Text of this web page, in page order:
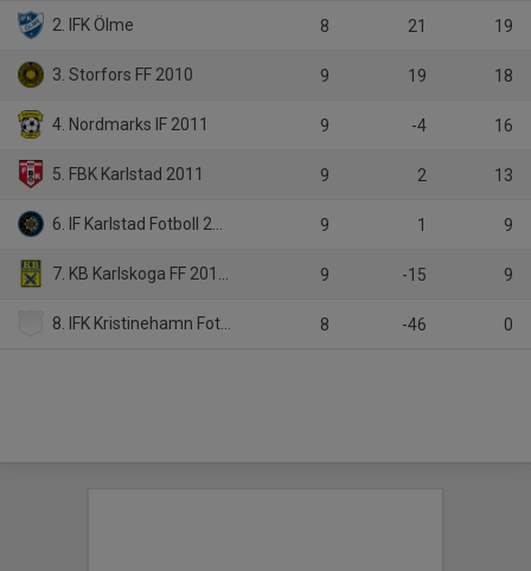
2. IFK Ölme 8 21 19
3. Storfors FF 2010 9 19 18
4. Nordmarks IF 2011 9 -4 16
5. FBK Karlstad 2011 9 2 13
6. IF Karlstad Fotboll 2011 svart 9 1 9
7. KB Karlskoga FF 2011 gul 9 -15 9
8. IFK Kristinehamn Fotboll blå 8 -46 0